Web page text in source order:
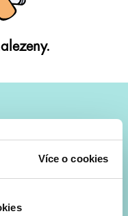
Více o cookies
rovnou do mailu!
a další.